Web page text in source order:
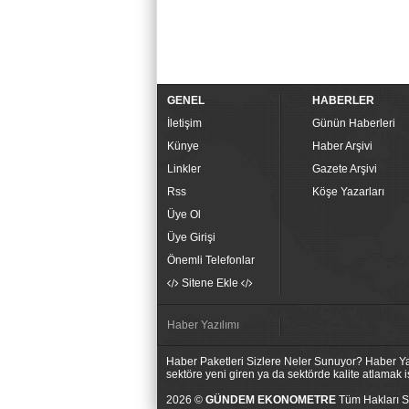
GENEL
İletişim
Künye
Linkler
Rss
Üye Ol
Üye Girişi
Önemli Telefonlar
Sitene Ekle
HABERLER
Günün Haberleri
Haber Arşivi
Gazete Arşivi
Köşe Yazarları
Haber Yazılımı
Haber Paketleri Sizlere Neler Sunuyor? Haber
sektöre yeni giren ya da sektörde kalite atlamak
2026 © GÜNDEM EKONOMETRE Tüm Hakları